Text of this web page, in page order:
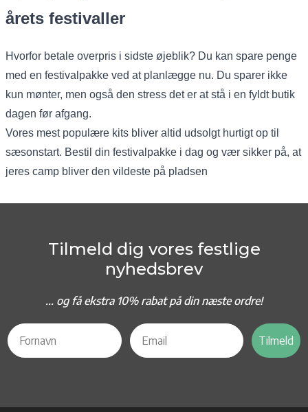
årets festivaller
Hvorfor betale overpris i sidste øjeblik? Du kan spare penge
med en festivalpakke ved at planlægge nu. Du sparer ikke
kun mønter, men også den stress det er at stå i en fyldt butik
dagen før afgang.
Vores mest populære kits bliver altid udsolgt hurtigt op til
sæsonstart. Bestil din festivalpakke i dag og vær sikker på, at
jeres camp bliver den vildeste på pladsen
Tilmeld dig vores festlige
nyhedsbrev
... og få ekstra 10% rabat på din næste ordre!
Tilmeld